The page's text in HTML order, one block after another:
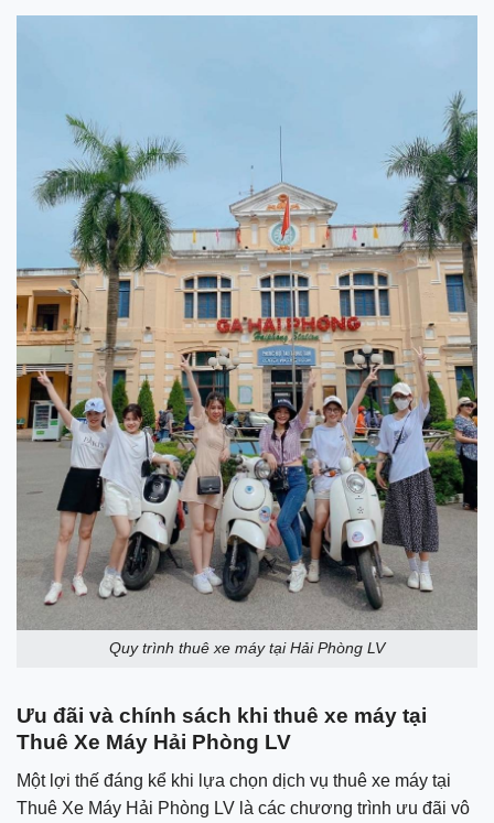
Quy trình thuê xe máy tại Hải Phòng LV
Ưu đãi và chính sách khi thuê xe máy tại
Thuê Xe Máy Hải Phòng LV
Một lợi thế đáng kể khi lựa chọn dịch vụ thuê xe máy tại
Thuê Xe Máy Hải Phòng LV là các chương trình ưu đãi vô